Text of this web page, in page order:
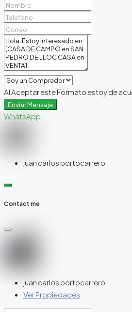
Al Aceptar este Formato estoy de
Enviar Mensaje
WhatsApp
juan carlos portocarrero
Contact me
juan carlos portocarrero
Ver Propiedades